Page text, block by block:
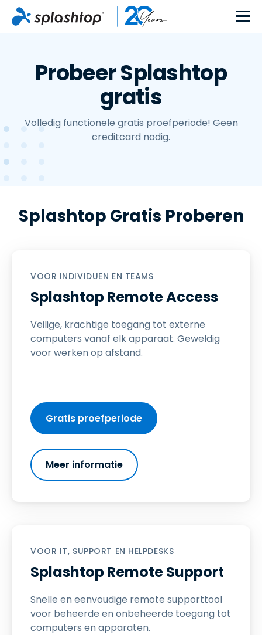
Probeer Splashtop
gratis
Volledig functionele gratis proefperiode! Geen
creditcard nodig.
Splashtop Gratis Proberen
VOOR INDIVIDUEN EN TEAMS
Splashtop Remote Access
Veilige, krachtige toegang tot externe
computers vanaf elk apparaat. Geweldig
voor werken op afstand.
Gratis proefperiode
Meer informatie
VOOR IT, SUPPORT EN HELPDESKS
Splashtop Remote Support
Snelle en eenvoudige remote supporttool
voor beheerde en onbeheerde toegang tot
computers en apparaten.